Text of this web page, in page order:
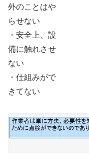
外のことはや
らせない
・安全上、設
備に触れさせ
ない
・仕組みがで
きてない